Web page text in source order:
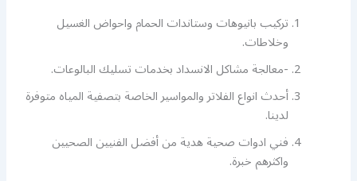
تركيب بانيوهات وستاندات الحمام واحواض الغسيل
وخلاطات.
-معالجة مشاكل الانسداد بخدمات تسليك البالوعات.
أحدث انواع الفلاتر والمواسير الخاصة بتصفية المياه متوفرة
لدينا.
فني ادوات صحية هدية من أفضل الفنيين الصحيين
واكثرهم خبرة.